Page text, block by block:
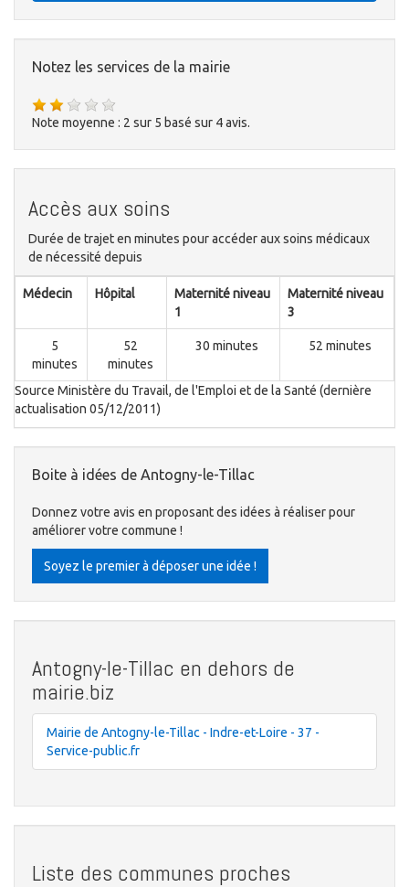
Notez les services de la mairie
Note moyenne : 2 sur 5 basé sur 4avis.
Accès aux soins
Durée de trajet en minutes pour accéder aux soins médicaux
de nécessité depuis
Médecin Hôpital
Maternité niveau
1
Maternité niveau
3
5
minutes
52
minutes
30 minutes 52 minutes
Source Ministère du Travail, de l'Emploi et de la Santé (dernière
actualisation 05/12/2011)
Boite à idées de Antogny-le-Tillac
Donnez votre avis en proposant des idées à réaliser pour
améliorer votre commune !
Soyez le premier à déposer une idée !
Antogny-le-Tillac en dehors de
mairie.biz
Mairie de Antogny-le-Tillac - Indre-et-Loire - 37 -
Service-public.fr
Liste des communes proches